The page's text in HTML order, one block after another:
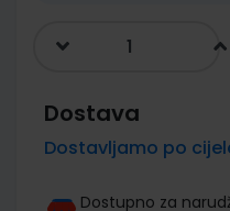
Dostava
Dostavljamo po
Dostupno za